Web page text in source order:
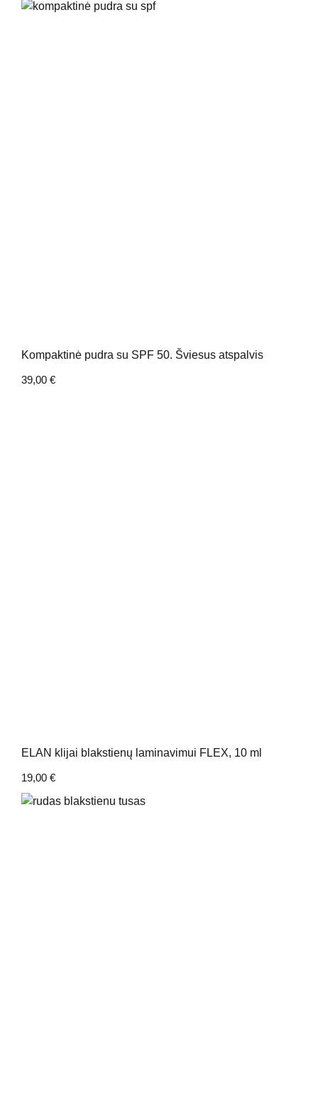
Kompaktinė pudra su SPF 50. Šviesus atspalvis
39,00 €
ELAN klijai blakstienų laminavimui FLEX, 10 ml
19,00 €